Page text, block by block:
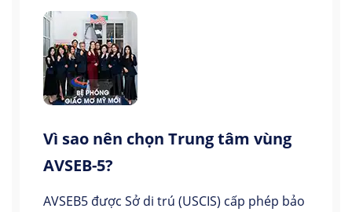
Vì sao nên chọn Trung tâm vùng
AVSEB-5?
AVSEB5 được Sở di trú (USCIS) cấp phép bảo